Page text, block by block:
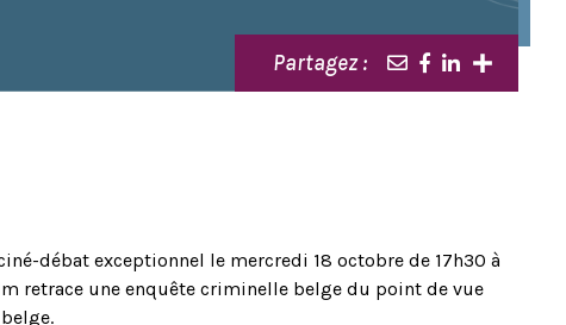
Partagez :
débat exceptionnel le mercredi 18 octobre de 17h30 à
retrace une enquête criminelle belge du point de vue